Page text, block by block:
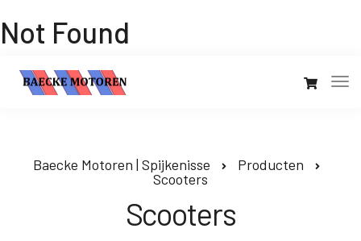
Not Found
Baecke Motoren | Spijkenisse
Producten
Scooters
Scooters